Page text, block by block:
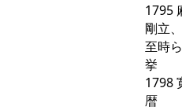
1795
剛立
至時
挙
1798
暦